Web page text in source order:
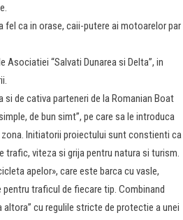
fel ca in orase, caii-putere ai motoarelor par
Asociatiei “Salvati Dunarea si Delta”, in
de cativa parteneri de la Romanian Boat
de bun simt”, pe care sa le introduca
Initiatorii proiectului sunt constienti ca
trafic, viteza si grija pentru natura si turism.
apelor», care este barca cu vasle,
traficul de fiecare tip. Combinand
cu regulile stricte de protectie a unei